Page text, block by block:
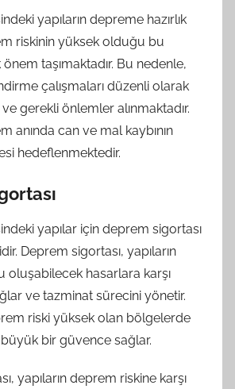
yapıların depreme hazırlık
riskinin yüksek olduğu bu
taşımaktadır. Bu nedenle,
çalışmaları düzenli olarak
gerekli önlemler alınmaktadır.
anında can ve mal kaybının
hedeflenmektedir.
yapılar için deprem sigortası
Deprem sigortası, yapıların
oluşabilecek hasarlara karşı
ve tazminat sürecini yönetir.
riski yüksek olan bölgelerde
bir güvence sağlar.
yapıların deprem riskine karşı